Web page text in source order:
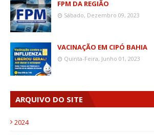
FPM DA REGIÃO
Sábado, Dezembro 09, 2023
VACINAÇÃO EM CIPÓ BAHIA
Quinta-Feira, Junho 01, 2023
ARQUIVO DO SITE
2024